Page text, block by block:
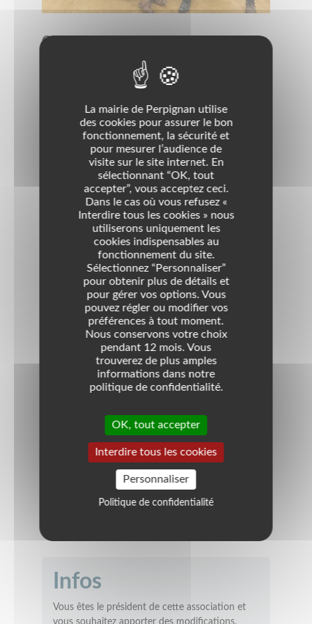
Objet
Association à but non lucratif qui a pour objectif
d'aider ses membres à améliorer leurs compétences
en matière de communication et de leadership par
la prise de la parole en public.
Pour 2020 : Les jeudis à 19h30
16 et 30 janvier 2020 - 13 et 27 février 2020 - 12 et
26 mars 2020 - 09 et 23 avril 2020 - 07 et 21 mai
2020 - 04 et 06 juin 2020 - 02 juillet 2020
Marc : 0674552409 / Betty: 0761505474
Permanence
1098 avenue Eole Technosud II
Immeuble le Pyrénéen
Domaines
Enseignement - Formation
contact@toastmasters66.com
3 bis rue Jean Clouet
Perpignan
VOIR LA LOCALISATION
Infos
Vous êtes le président de cette association et
vous souhaitez apporter des modifications.
La mairie de Perpignan utilise
des cookies pour assurer le bon
fonctionnement, la sécurité et
pour mesurer l’audience de
visite sur le site internet. En
sélectionnant “OK, tout
accepter”, vous acceptez ceci.
Dans le cas où vous refusez «
Interdire tous les cookies » nous
utiliserons uniquement les
cookies indispensables au
fonctionnement du site.
Sélectionnez “Personnaliser”
pour obtenir plus de détails et
pour gérer vos options. Vous
pouvez régler ou modifier vos
préférences à tout moment.
Nous conservons votre choix
pendant 12 mois. Vous
trouverez de plus amples
informations dans notre
politique de confidentialité.
OK, tout accepter
Interdire tous les cookies
Personnaliser
Politique de confidentialité